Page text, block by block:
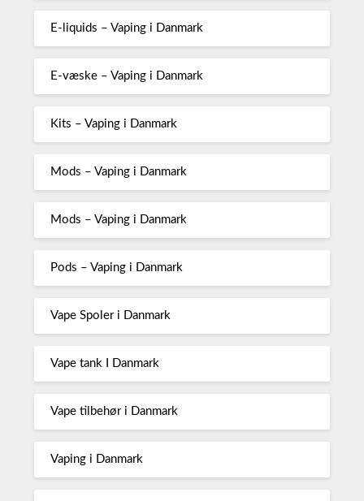
E-liquids – Vaping i Danmark
E-væske – Vaping i Danmark
Kits – Vaping i Danmark
Mods – Vaping i Danmark
Mods – Vaping i Danmark
Pods – Vaping i Danmark
Vape Spoler i Danmark
Vape tank I Danmark
Vape tilbehør i Danmark
Vaping i Danmark